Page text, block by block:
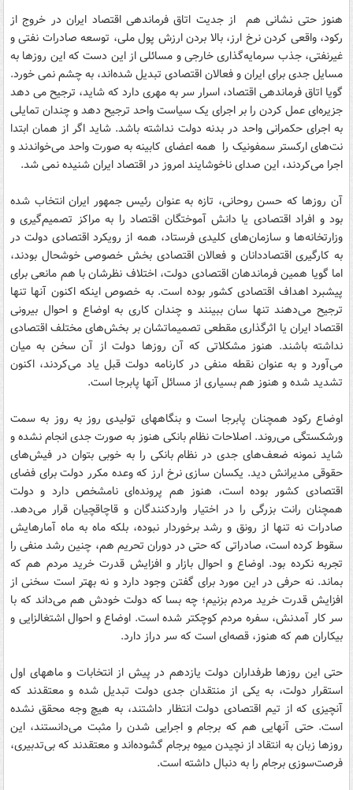
هنوز حتی نشانی هم از جدیت اتاق فرماندهی اقتصاد ایران در خروج از
رکود، واقعی کردن نرخ ارز، بالا بردن ارزش پول ملی، توسعه صادرات نفتی و
غیرنفتی، جذب سرمایه‌گذاری خارجی و مسائلی از این دست که این روزها به
مسایل جدی برای ایران و فعالان اقتصادی تبدیل شده‌اند، به چشم نمی خورد.
گویا اتاق فرماندهی اقتصاد، اسرار سر به مهری دارد که شاید، ترجیح می دهد
جزیره‌ای عمل کردن را بر اجرای یک سیاست واحد ترجیح دهد و چندان تمایلی
به اجرای حکمرانی واحد در بدنه دولت نداشته باشد. شاید اگر از همان ابتدا
نت‌های ارکستر سمفونیک را همه اعضای کابینه به صورت واحد می‌خواندند و
اجرا می‌کردند، این صدای ناخوشایند امروز در اقتصاد ایران شنیده نمی شد.
آن روزها که حسن روحانی، تازه به عنوان رئیس جمهور ایران انتخاب شده
بود و افراد اقتصادی یا دانش آموختگان اقتصاد را به مراکز تصمیم‌گیری و
وزارتخانه‌ها و سازمان‌های کلیدی فرستاد، همه از رویکرد اقتصادی دولت در
به کارگیری اقتصاددانان و فعالان اقتصادی بخش خصوصی خوشحال بودند،
اما گویا همین فرماندهان اقتصادی دولت، اختلاف نظرشان با هم مانعی برای
پیشبرد اهداف اقتصادی کشور بوده است. به خصوص اینکه اکنون آنها تنها
ترجیح می‌دهند تنها سان ببینند و چندان کاری به اوضاع و احوال بیرونی
اقتصاد ایران یا اثرگذاری مقطعی تصمیماتشان بر بخش‌های مختلف اقتصادی
نداشته باشند. هنوز مشکلاتی که آن روزها دولت از آن سخن به میان
می‌آورد و به عنوان نقطه منفی در کارنامه دولت قبل یاد می‌کردند، اکنون
تشدید شده و هنوز هم بسیاری از مسائل آنها پابرجا است.
اوضاع رکود همچنان پابرجا است و بنگاههای تولیدی روز به روز به سمت
ورشکستگی می‌روند. اصلاحات نظام بانکی هنوز به صورت جدی انجام نشده و
شاید نمونه ضعف‌های جدی در نظام بانکی را به خوبی بتوان در فیش‌های
حقوقی مدیرانش دید. یکسان سازی نرخ ارز که وعده مکرر دولت برای فضای
اقتصادی کشور بوده است، هنوز هم پرونده‌ای نامشخص دارد و دولت
همچنان رانت بزرگی را در اختیار واردکنندگان و قاچاقچیان قرار می‌دهد.
صادرات نه تنها از رونق و رشد برخوردار نبوده، بلکه ماه به ماه آمارهایش
سقوط کرده است، صادراتی که حتی در دوران تحریم هم، چنین رشد منفی را
تجربه نکرده بود. اوضاع و احوال بازار و افزایش قدرت خرید مردم هم که
بماند. نه حرفی در این مورد برای گفتن وجود دارد و نه بهتر است سخنی از
افزایش قدرت خرید مردم بزنیم؛ چه بسا که دولت خودش هم می‌داند که با
سر کار آمدنش، سفره مردم کوچکتر شده است. اوضاع و احوال اشتغالزایی و
بیکاران هم که هنوز، قصه‌ای است که سر دراز دارد.
حتی این روزها طرفداران دولت یازدهم در پیش از انتخابات و ماههای اول
استقرار دولت، به یکی از منتقدان جدی دولت تبدیل شده و معتقدند که
آنچیزی که از تیم اقتصادی دولت انتظار داشتند، به هیچ وجه محقق نشده
است. حتی آنهایی هم که برجام و اجرایی شدن را مثبت می‌دانستند، این
روزها زبان به انتقاد از نچیدن میوه برجام گشوده‌اند و معتقدند که بی‌تدبیری،
فرصت‌سوزی برجام را به دنبال داشته است.